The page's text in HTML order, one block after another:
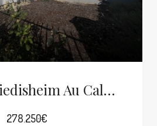
VENDUE Riedisheim Au Calme Maison Accolée 6p De 130m² Sur 7.38 Ares
278.250€